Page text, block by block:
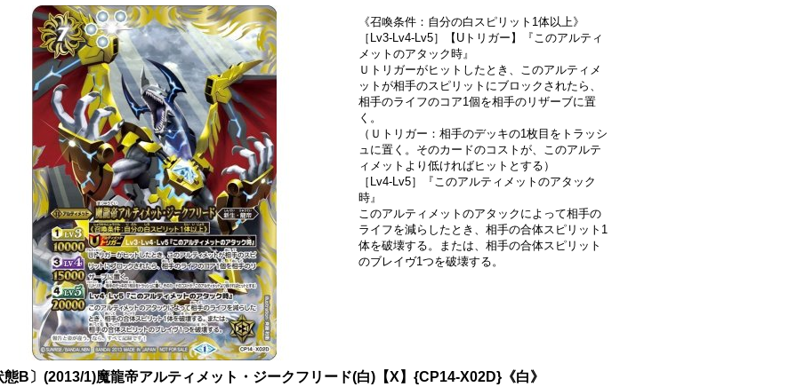
《召喚条件：自分の白スピリット1体以上》
［Lv3-Lv4-Lv5］【Uトリガー】『このアルティ
メットのアタック時』
Ｕトリガーがヒットしたとき、このアルティメ
ットが相手のスピリットにブロックされたら、
相手のライフのコア1個を相手のリザーブに置
く。
（Ｕトリガー：相手のデッキの1枚目をトラッシ
ュに置く。そのカードのコストが、このアルテ
ィメットより低ければヒットとする）
［Lv4-Lv5］『このアルティメットのアタック
時』
このアルティメットのアタックによって相手の
ライフを減らしたとき、相手の合体スピリット1
体を破壊する。または、相手の合体スピリット
のブレイヴ1つを破壊する。
態B〕(2013/1)魔龍帝アルティメット・ジークフリード(白)【X】{CP14-X02D}《白》